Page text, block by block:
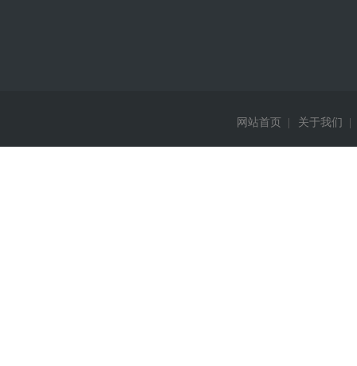
网站首页 关于我们